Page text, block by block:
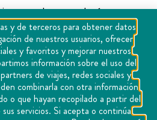
que solo entenderás
La mezcla de los
el sabor de los
su coctelería, la música
y el olor de las
hacen de una comida en
y de terceros para obtener datos
de nuestros usuarios, ofrecer
y favoritos y mejorar nuestros
información sobre el uso del
de viajes, redes sociales y
combinarla con otra información
o que hayan recopilado a partir del
servicios. Si acepta o continúa